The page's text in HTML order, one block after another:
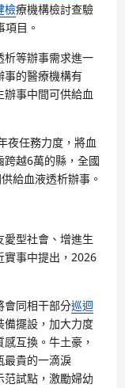
檢療機構檢討查驗
目。
析等辦事需求進一
事的醫療機構有
事中間可供給血
夜任務力度，將血
越6萬的縣，全國
給血液透析辦事。
愛型社會、增進生
實事中提出，2026
會同相干部分巡迴
備擺設，加大力度
互換。牛土豪，
最貴的一滴淚
試點，激勵婦幼